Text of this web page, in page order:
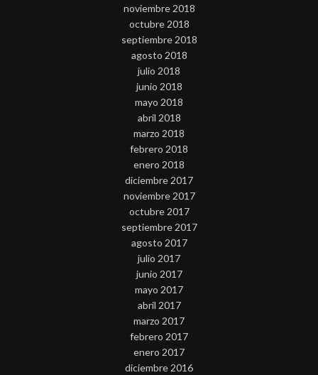
noviembre 2018
octubre 2018
septiembre 2018
agosto 2018
julio 2018
junio 2018
mayo 2018
abril 2018
marzo 2018
febrero 2018
enero 2018
diciembre 2017
noviembre 2017
octubre 2017
septiembre 2017
agosto 2017
julio 2017
junio 2017
mayo 2017
abril 2017
marzo 2017
febrero 2017
enero 2017
diciembre 2016